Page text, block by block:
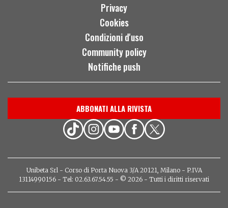
Privacy
Cookies
Condizioni d'uso
Community policy
Notifiche push
ABBONATI ALLA RIVISTA
Unibeta Srl - Corso di Porta Nuova 3/A 20121, Milano - P.IVA
13114990156 - Tel: 02.63.67.54.55 - © 2026 - Tutti i diritti riservati